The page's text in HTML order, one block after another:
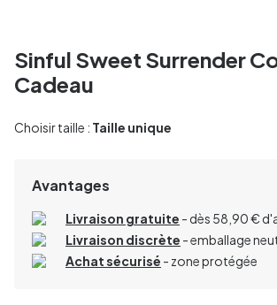
Sinful Sweet Surrender
Cadeau
Choisir taille : Taille unique
Avantages
Livraison gratuite - dès 58,90 €
Livraison discrète - emballage
Achat sécurisé - zone protégée